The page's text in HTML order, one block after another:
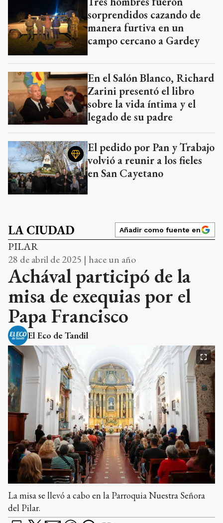
sorprendidos cazando de
manera furtiva en un
campo cercano a Gardey
En el Salón Blanco, Richard
Zarini presentó el libro
sobre la vida íntima y el
legado de su padre
El pedido por Pan y Trabajo
volvió a reunir a los fieles
en San Cayetano
LA CIUDAD Añadir como fuente en
PILAR
28 de abril de 2025 | hace un año
Achával participó de la
misa de exequias por el
Papa Francisco
El Eco de Tandil
La misa se llevó a cabo en la Parroquia Nuestra Señora
del Pilar.